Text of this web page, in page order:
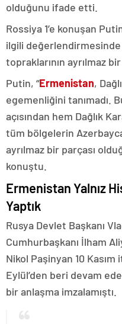
olduğunu ifade etti.
Rossiya 1’e konuşan
ilgili
topraklarının ayrılmaz
Putin, “Ermenistan,
egemenliğini tanımadı.
açısından hem Dağlık
tüm bölgelerin
ayrılmaz bir parçası
konuştu.
Ermenistan Yalnız
Yaptık
Rusya Devlet Başkanı
Cumhurbaşkanı İlham
Nikol Paşinyan 10 Kasım
Eylül’den beri devam
bir anlaşma imzalamıştı.